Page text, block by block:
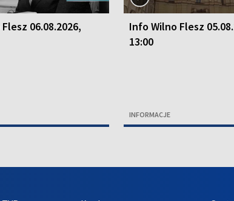
06.08.2026,
Info Wilno Flesz
13:00
INFORMACJE